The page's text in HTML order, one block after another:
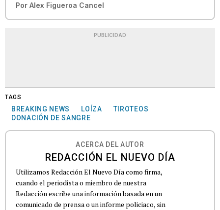
Por Alex Figueroa Cancel
PUBLICIDAD
TAGS
BREAKING NEWS LOÍZA
TIROTEOS
DONACIÓN DE SANGRE
ACERCA DEL AUTOR
REDACCIÓN EL NUEVO DÍA
Utilizamos Redacción El Nuevo Día como firma,
cuando el periodista o miembro de nuestra
Redacción escribe una información basada en un
comunicado de prensa o un informe policiaco, sin